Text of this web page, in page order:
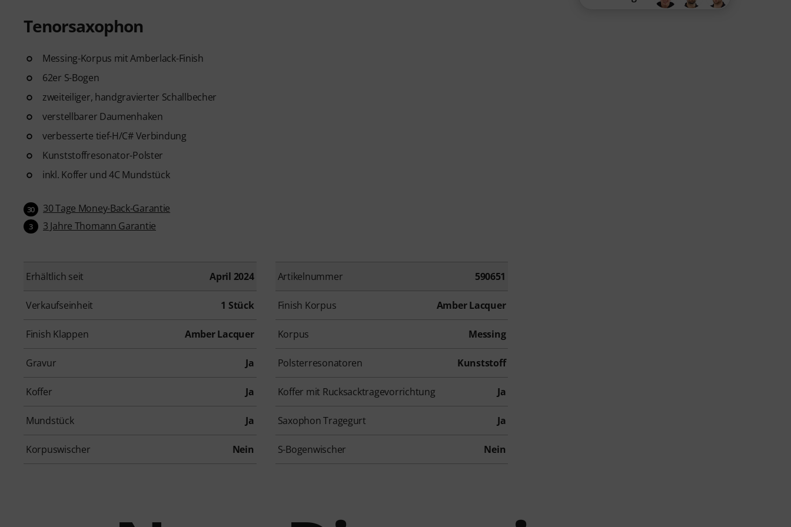
Tenorsaxophon
Messing-Korpus mit Amberlack-Finish
62er S-Bogen
zweiteiliger, handgravierter Schallbecher
verstellbarer Daumenhaken
verbesserte tief-H/C# Verbindung
Kunststoffresonator-Polster
inkl. Koffer und 4C Mundstück
30 30 Tage Money-Back-Garantie
3 3 Jahre Thomann Garantie
Erhältlich seit April 2024 Artikelnummer 590651
Verkaufseinheit 1 Stück Finish Korpus Amber Lacquer
Finish Klappen Amber Lacquer Korpus Messing
Gravur Ja Polsterresonatoren Kunststoff
Koffer Ja Koffer mit Rucksacktragevorrichtung Ja
Mundstück Ja Saxophon Tragegurt Ja
Korpuswischer Nein S-Bogenwischer Nein